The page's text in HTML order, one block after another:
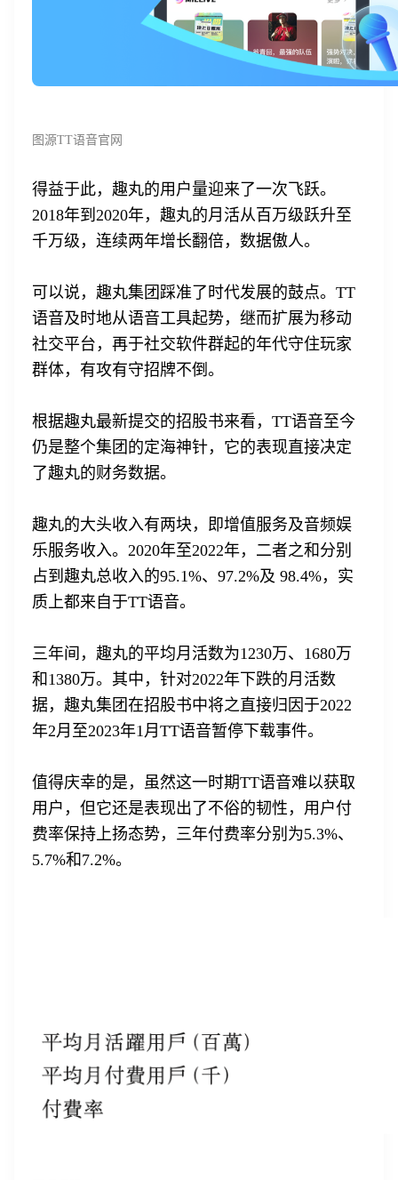
图源TT语音官网
得益于此，趣丸的用户量迎来了一次飞跃。
2018年到2020年，趣丸的月活从百万级跃升至
千万级，连续两年增长翻倍，数据傲人。
可以说，趣丸集团踩准了时代发展的鼓点。TT
语音及时地从语音工具起势，继而扩展为移动
社交平台，再于社交软件群起的年代守住玩家
群体，有攻有守招牌不倒。
根据趣丸最新提交的招股书来看，TT语音至今
仍是整个集团的定海神针，它的表现直接决定
了趣丸的财务数据。
趣丸的大头收入有两块，即增值服务及音频娱
乐服务收入。2020年至2022年，二者之和分别
占到趣丸总收入的95.1%、97.2%及 98.4%，实
质上都来自于TT语音。
三年间，趣丸的平均月活数为1230万、1680万
和1380万。其中，针对2022年下跌的月活数
据，趣丸集团在招股书中将之直接归因于2022
年2月至2023年1月TT语音暂停下载事件。
值得庆幸的是，虽然这一时期TT语音难以获取
用户，但它还是表现出了不俗的韧性，用户付
费率保持上扬态势，三年付费率分别为5.3%、
5.7%和7.2%。